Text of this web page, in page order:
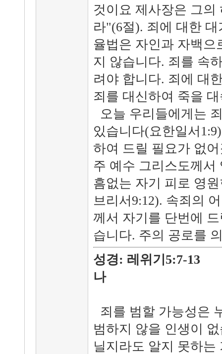
것이요 제사장은 그의
라"(6절). 죄에 대한
율법은 자인과 자백으
지 않습니다. 죄를 속
려야 합니다. 죄에 대
죄를 대신하여 죽을
오늘 우리들에게는
있습니다(요한일서
하여 드릴 필요가 없
주 예수 그리스도께서
흠없는 자기 피로 영
브리서9:12). 속죄의
께서 자기를 단번에
습니다. 주의 공로를
성경: 레위기5:7-
나
죄를 범할 가능성은
범하지 않을 인생이
닐지라도 알지 못하